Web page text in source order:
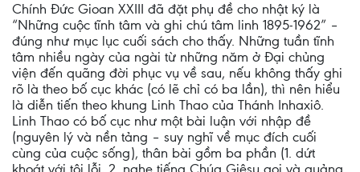
Chính Đức Gioan XXIII đã đặt phụ đề cho nhật ký là
“Những cuộc tĩnh tâm và ghi chú tâm linh 1895-1962” –
đúng như mục lục cuối sách cho thấy. Những tuần tĩnh
tâm nhiều ngày của ngài từ những năm ở Đại chủng
viện đến quãng đời phục vụ về sau, nếu không thấy ghi
rõ là theo bố cục khác (có lẽ chỉ có ba lần), thì nên hiểu
là diễn tiến theo khung Linh Thao của Thánh Inhaxiô.
Linh Thao có bố cục như một bài luận với nhập đề
(nguyên lý và nền tảng – suy nghĩ về mục đích cuối
cùng của cuộc sống), thân bài gồm ba phần (1. dứt
khoát với tội lỗi, 2. nghe tiếng Chúa Giêsu gọi và quảng